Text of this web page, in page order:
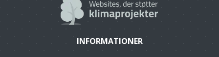
INFORMATIONER